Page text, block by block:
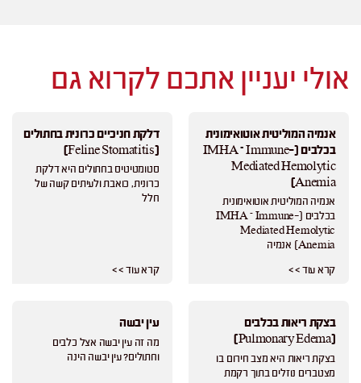
אולי יעניין אתכם לקרוא גם
אנמיה המוליטית אוטואימונית
בכלבים (IMHA – Immune-
Mediated Hemolytic
Anemia)
אנמיה המוליטית אוטואימונית
בכלבים (IMHA – Immune-
Mediated Hemolytic
Anemia) אנמיה
קרא עוד > >
דלקת חניכיים כרונית בחתולים
(Feline Stomatitis)
סטומטיטיס בחתולים היא דלקת
כרונית, כואבת ולעיתים קשה של
חלל
קרא עוד > >
בצקת ריאות בכלבים
(Pulmonary Edema)
בצקת ריאות היא מצב חירום בו
מצטברים נוזלים בתוך רקמת
עין יבשה
מה זה עין יבשה אצל כלבים
וחתולים? עין יבשה הינה